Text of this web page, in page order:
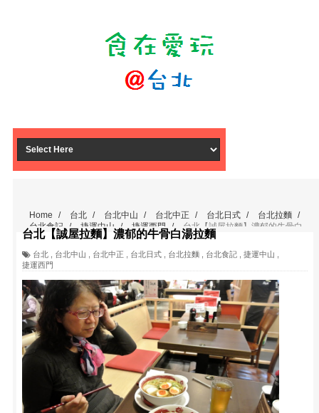
Home / 台北 / 台北中山 / 台北中正 / 台北日式 / 台北拉麵
/
台北食記 / 捷運中山 / 捷運西門 /
台北【誠屋拉麵】濃郁的牛骨白
湯拉麵
台北【誠屋拉麵】濃郁的牛骨白湯拉麵
台北 台北中山 台北中正 台北日式 台北拉麵 台北食記 捷運中山
捷運西門